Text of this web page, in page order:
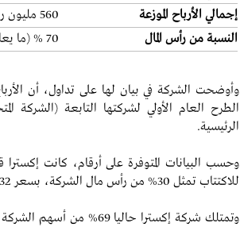
إجمالي الأرباح الموزعة
560 مليون ريال
النسبة من رأس المال
70 % (ما يعادل 7 ريالات للسهم)
وأوضحت الشركة في بيان لها على تداول، أن
الطرح العام الأولي لشركتها التابعة (الشركة
الرئيسية.
للاكتتاب تمثل 30% من رأس مال الشركة، بسعر 132 ريالاً للسهم، حيث بلغ حجم الطرح 990 مليون ريال.
وتمتلك شركة إكسترا حاليا